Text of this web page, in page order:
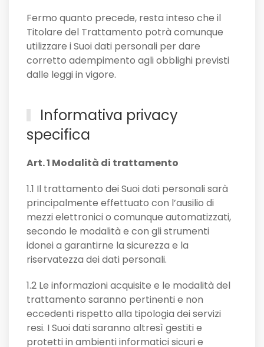
Fermo quanto precede, resta inteso che il
Titolare del Trattamento potrà comunque
utilizzare i Suoi dati personali per dare
corretto adempimento agli obblighi previsti
dalle leggi in vigore.
Informativa privacy
specifica
Art. 1 Modalità di trattamento
1.1 Il trattamento dei Suoi dati personali sarà
principalmente effettuato con l’ausilio di
mezzi elettronici o comunque automatizzati,
secondo le modalità e con gli strumenti
idonei a garantirne la sicurezza e la
riservatezza dei dati personali.
1.2 Le informazioni acquisite e le modalità del
trattamento saranno pertinenti e non
eccedenti rispetto alla tipologia dei servizi
resi. I Suoi dati saranno altresì gestiti e
protetti in ambienti informatici sicuri e